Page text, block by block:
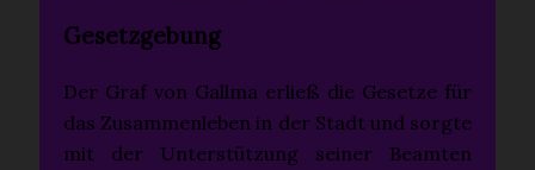
Gesetzgebung
Der Graf von Gallma erließ die Gesetze für
das Zusammenleben in der Stadt und sorgte
mit der Unterstützung seiner Beamten